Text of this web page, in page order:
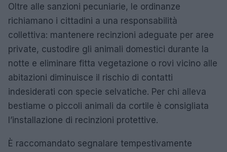
Oltre alle sanzioni pecuniarie, le ordinanze
richiamano i cittadini a una responsabilità
collettiva: mantenere recinzioni adeguate per aree
private, custodire gli animali domestici durante la
notte e eliminare fitta vegetazione o rovi vicino alle
abitazioni diminuisce il rischio di contatti
indesiderati con specie selvatiche. Per chi alleva
bestiame o piccoli animali da cortile è consigliata
l’installazione di recinzioni protettive.
È raccomandato segnalare tempestivamente